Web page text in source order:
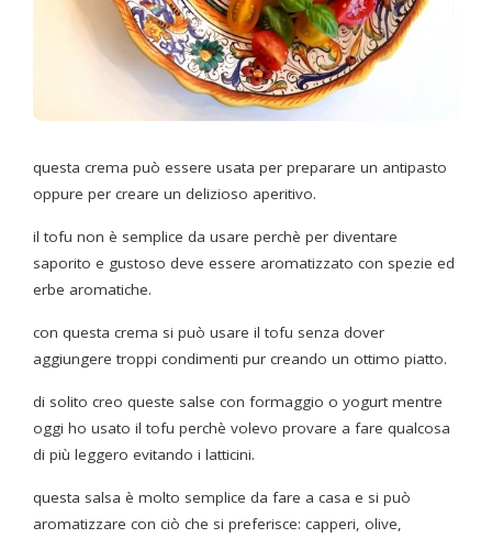
questa crema può essere usata per preparare un antipasto
oppure per creare un delizioso aperitivo.
il tofu non è semplice da usare perchè per diventare
saporito e gustoso deve essere aromatizzato con spezie ed
erbe aromatiche.
con questa crema si può usare il tofu senza dover
aggiungere troppi condimenti pur creando un ottimo piatto.
di solito creo queste salse con formaggio o yogurt mentre
oggi ho usato il tofu perchè volevo provare a fare qualcosa
di più leggero evitando i latticini.
questa salsa è molto semplice da fare a casa e si può
aromatizzare con ciò che si preferisce: capperi, olive,